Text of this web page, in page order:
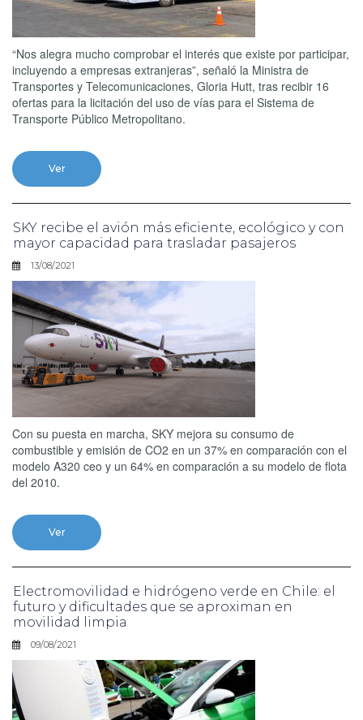
“Nos alegra mucho comprobar el interés que existe por participar,
incluyendo a empresas extranjeras”, señaló la Ministra de
Transportes y Telecomunicaciones, Gloria Hutt, tras recibir 16
ofertas para la licitación del uso de vías para el Sistema de
Transporte Público Metropolitano.
Ver
SKY recibe el avión más eficiente, ecológico y con
mayor capacidad para trasladar pasajeros
13/08/2021
Con su puesta en marcha, SKY mejora su consumo de
combustible y emisión de CO2 en un 37% en comparación con el
modelo A320 ceo y un 64% en comparación a su modelo de flota
del 2010.
Ver
Electromovilidad e hidrógeno verde en Chile: el
futuro y dificultades que se aproximan en
movilidad limpia
09/08/2021